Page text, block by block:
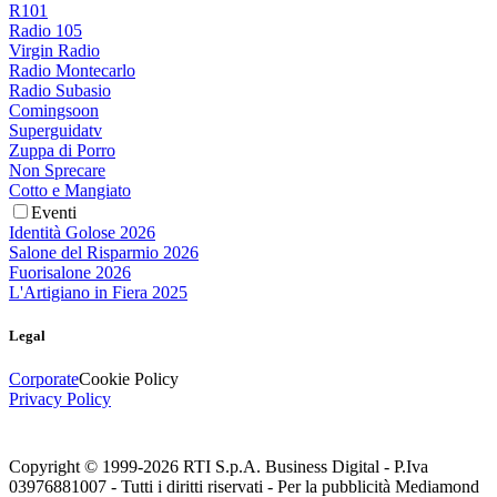
R101
Radio 105
Virgin Radio
Radio Montecarlo
Radio Subasio
Comingsoon
Superguidatv
Zuppa di Porro
Non Sprecare
Cotto e Mangiato
Eventi
Identità Golose 2026
Salone del Risparmio 2026
Fuorisalone 2026
L'Artigiano in Fiera 2025
Legal
CorporateCookie Policy
Privacy Policy
Copyright © 1999-2026 RTI S.p.A. Business Digital - P.Iva
03976881007 - Tutti i diritti riservati - Per la pubblicità Mediamond